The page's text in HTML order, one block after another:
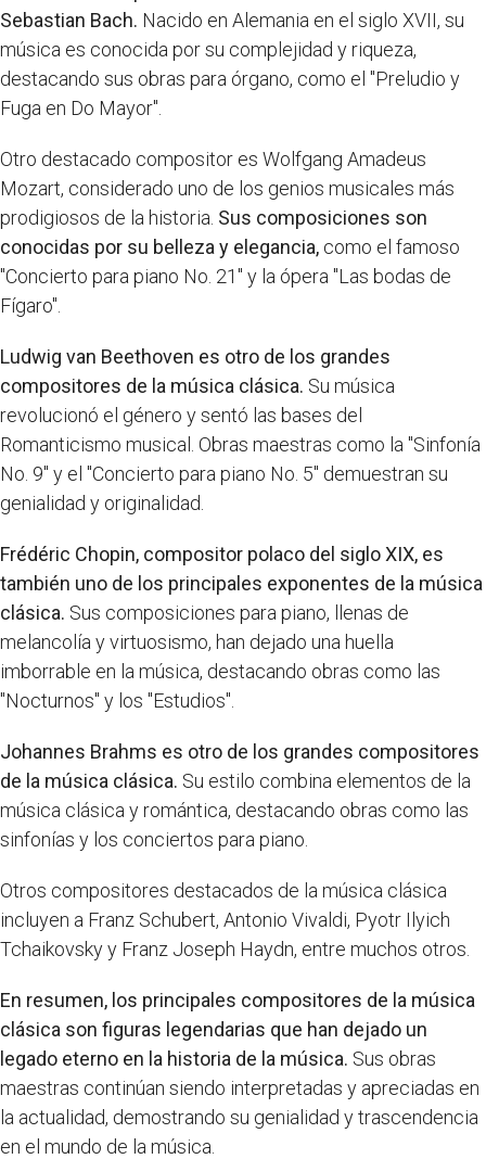
Sebastian Bach. Nacido en Alemania en el siglo XVII, su
música es conocida por su complejidad y riqueza,
destacando sus obras para órgano, como el "Preludio y
Fuga en Do Mayor".
Otro destacado compositor es Wolfgang Amadeus
Mozart, considerado uno de los genios musicales más
prodigiosos de la historia. Sus composiciones son
conocidas por su belleza y elegancia, como el famoso
"Concierto para piano No. 21" y la ópera "Las bodas de
Fígaro".
Ludwig van Beethoven es otro de los grandes
compositores de la música clásica. Su música
revolucionó el género y sentó las bases del
Romanticismo musical. Obras maestras como la "Sinfonía
No. 9" y el "Concierto para piano No. 5" demuestran su
genialidad y originalidad.
Frédéric Chopin, compositor polaco del siglo XIX, es
también uno de los principales exponentes de la música
clásica. Sus composiciones para piano, llenas de
melancolía y virtuosismo, han dejado una huella
imborrable en la música, destacando obras como las
"Nocturnos" y los "Estudios".
Johannes Brahms es otro de los grandes compositores
de la música clásica. Su estilo combina elementos de la
música clásica y romántica, destacando obras como las
sinfonías y los conciertos para piano.
Otros compositores destacados de la música clásica
incluyen a Franz Schubert, Antonio Vivaldi, Pyotr Ilyich
Tchaikovsky y Franz Joseph Haydn, entre muchos otros.
En resumen, los principales compositores de la música
clásica son figuras legendarias que han dejado un
legado eterno en la historia de la música. Sus obras
maestras continúan siendo interpretadas y apreciadas en
la actualidad, demostrando su genialidad y trascendencia
en el mundo de la música.